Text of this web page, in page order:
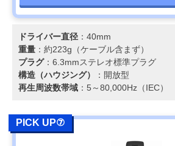
ドライバー直径 ：40mm
重量 ：約223g（ケーブル含まず）
プラグ：6.3mmステレオ標準プラグ
構造（ハウジング）
：開放型
再生周波数帯域 ：5～80,000Hz（IEC）
PICK UP⑦